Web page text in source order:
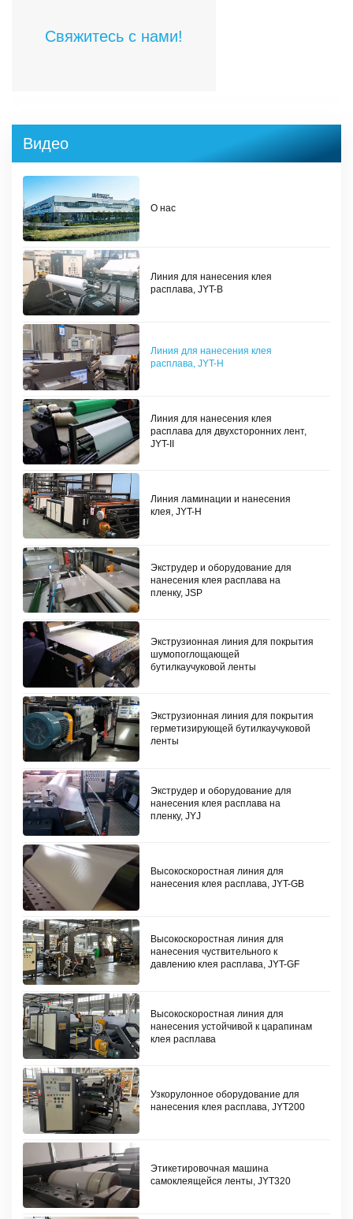
Свяжитесь с нами!
Видео
О нас
Линия для нанесения клея
расплава, JYT-B
Линия для нанесения клея
расплава, JYT-H
Линия для нанесения клея
расплава для двухсторонних лент,
JYT-II
Линия ламинации и нанесения
клея, JYT-H
Экструдер и оборудование для
нанесения клея расплава на
пленку, JSP
Экструзионная линия для покрытия
шумопоглощающей
бутилкаучуковой ленты
Экструзионная линия для покрытия
герметизирующей бутилкаучуковой
ленты
Экструдер и оборудование для
нанесения клея расплава на
пленку, JYJ
Высокоскоростная линия для
нанесения клея расплава, JYT-GB
Высокоскоростная линия для
нанесения чуствительного к
давлению клея расплава, JYT-GF
Высокоскоростная линия для
нанесения устойчивой к царапинам
клея расплава
Узкорулонное оборудование для
нанесения клея расплава, JYT200
Этикетировочная машина
самоклеящейся ленты, JYT320